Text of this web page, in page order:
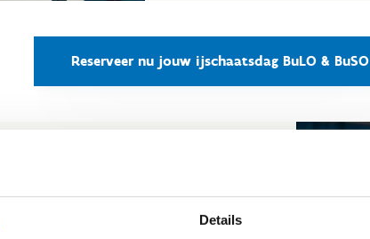
Details
Reserveer nu jouw ijschaatsdag BuLO & BuSO
te weten:
schoolbussen parkeren